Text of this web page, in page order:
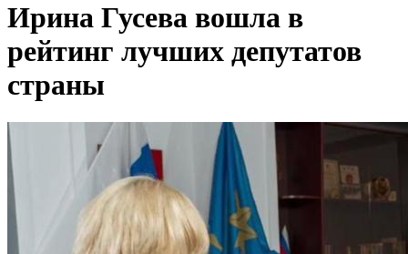
Ирина Гусева вошла в
рейтинг лучших депутатов
страны